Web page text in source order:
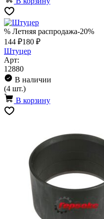
% Летняя распродажа-20%
144 ₽180 ₽
Штуцер
Арт:
12880
В наличии
(4 шт.)
В корзину